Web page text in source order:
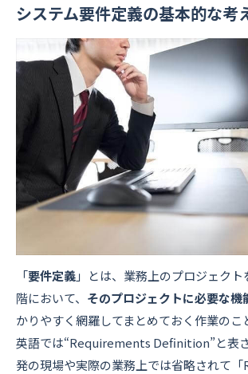
システム要件定義の基本的な考
「要件定義」とは、業務上のプロジェク
階において、 そのプロジェクトに必要な機
かりやすく網羅してまとめておく作業のこ
英語では“Requirements Definition”と表
発の現場や実際の業務上では省略されて「